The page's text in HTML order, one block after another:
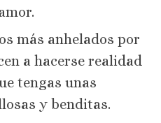
más anhelados por
a hacerse realidad
tengas unas
y benditas.